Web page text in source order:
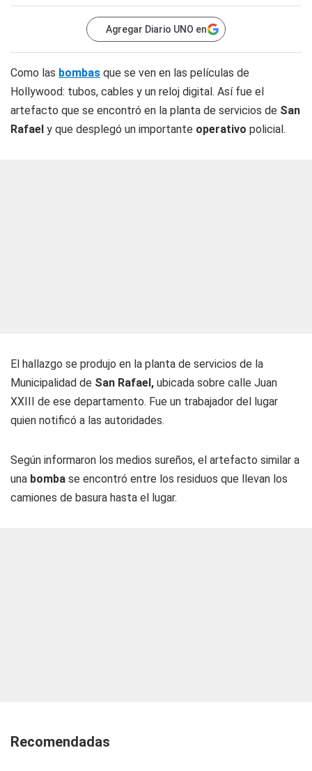
Agregar Diario UNO en
Como las bombas que se ven en las películas de
Hollywood: tubos, cables y un reloj digital. Así fue el
artefacto que se encontró en la planta de servicios de San
Rafael y que desplegó un importante operativo policial.
El hallazgo se produjo en la planta de servicios de la
Municipalidad de San Rafael, ubicada sobre calle Juan
XXIII de ese departamento. Fue un trabajador del lugar
quien notificó a las autoridades.
Según informaron los medios sureños, el artefacto similar a
una bomba se encontró entre los residuos que llevan los
camiones de basura hasta el lugar.
Recomendadas